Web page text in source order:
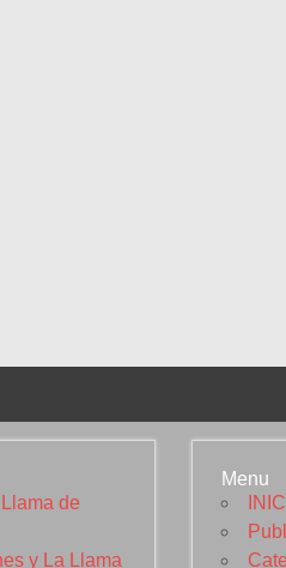
de
y La Llama
Menu